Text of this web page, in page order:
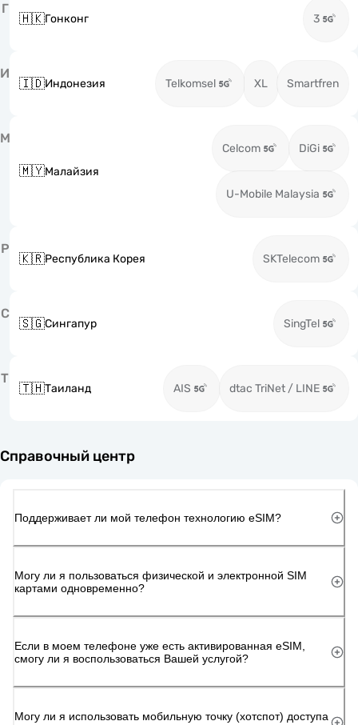
Г
🇭🇰Гонконг 3
И
🇮🇩Индонезия Telkomsel XL Smartfren
М
🇲🇾Малайзия
Celcom DiGi
U-Mobile Malaysia
Р
🇰🇷Республика Корея SKTelecom
С
🇸🇬Сингапур SingTel
Т
🇹🇭Таиланд AIS dtac TriNet / LINE
Справочный центр
Поддерживает ли мой телефон технологию eSIM?
Могу ли я пользоваться физической и электронной SIM
картами одновременно?
Если в моем телефоне уже есть активированная eSIM,
смогу ли я воспользоваться Вашей услугой?
Могу ли я использовать мобильную точку (хотспот) доступа